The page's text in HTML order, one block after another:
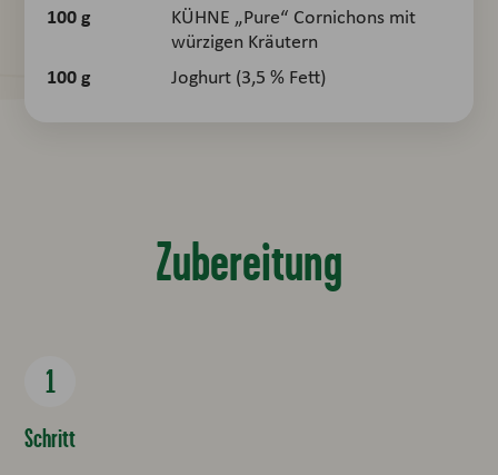
100g
KÜHNE „Pure“ Cornichons mit
würzigen Kräutern
100g Joghurt (3,5 % Fett)
Zubereitung
Schritt